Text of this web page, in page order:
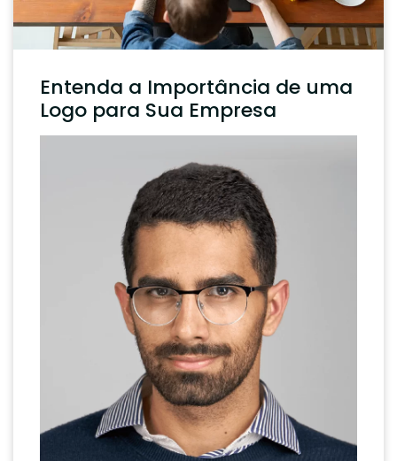
Entenda a Importância de uma
Logo para Sua Empresa